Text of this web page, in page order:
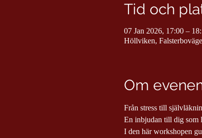
Tid och
07 Jan 2026, 17:00 –
Höllviken,
Om
Från stress till
En inbjudan till dig som
I den här workshopen